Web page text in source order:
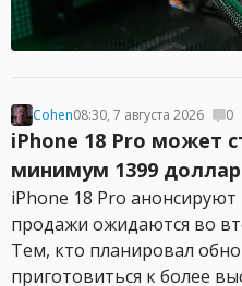
Cohen08:30, 7 августа 2026 0
iPhone 18 Pro может
минимум 1399
iPhone 18 Pro
продажи ожидаются во
Тем, кто планировал
приготовиться к более